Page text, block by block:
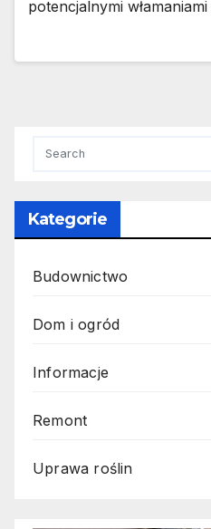
potencjalnymi
Kategorie
Budownictwo
Dom i ogród
Informacje
Remont
Uprawa roślin